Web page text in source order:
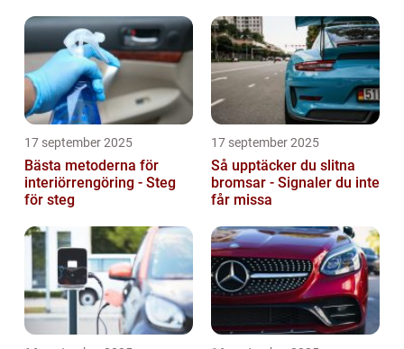
17 september 2025
Bästa metoderna för
interiörrengöring - Steg
för steg
17 september 2025
Så upptäcker du slitna
bromsar - Signaler du inte
får missa